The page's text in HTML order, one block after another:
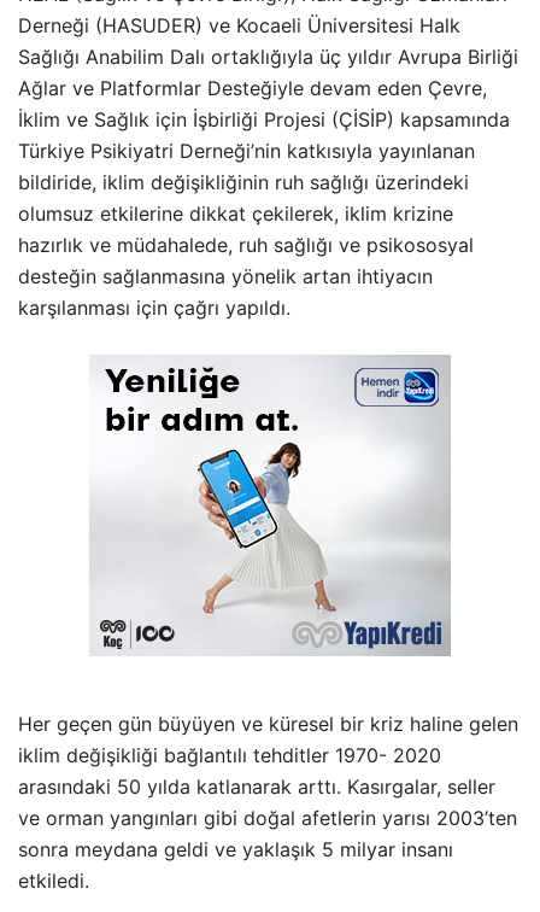
Derneği (HASUDER) ve Kocaeli Üniversitesi Halk
Sağlığı Anabilim Dalı ortaklığıyla üç yıldır Avrupa Birliği
Ağlar ve Platformlar Desteğiyle devam eden Çevre,
İklim ve Sağlık için İşbirliği Projesi (ÇİSİP) kapsamında
Türkiye Psikiyatri Derneği’nin katkısıyla yayınlanan
bildiride, iklim değişikliğinin ruh sağlığı üzerindeki
olumsuz etkilerine dikkat çekilerek, iklim krizine
hazırlık ve müdahalede, ruh sağlığı ve psikososyal
desteğin sağlanmasına yönelik artan ihtiyacın
karşılanması için çağrı yapıldı.
Her geçen gün büyüyen ve küresel bir kriz haline gelen
iklim değişikliği bağlantılı tehditler 1970- 2020
arasındaki 50 yılda katlanarak arttı. Kasırgalar, seller
ve orman yangınları gibi doğal afetlerin yarısı 2003’ten
sonra meydana geldi ve yaklaşık 5 milyar insanı
etkiledi.